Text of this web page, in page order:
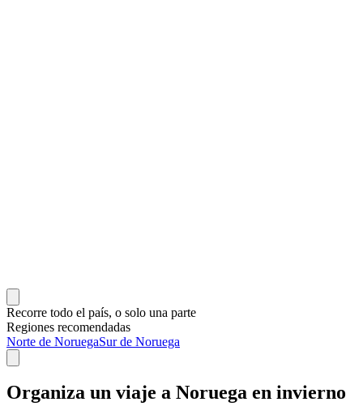
Recorre todo el país, o solo una parte
Regiones recomendadas
Norte de NoruegaSur de Noruega
Organiza un viaje a Noruega en invierno